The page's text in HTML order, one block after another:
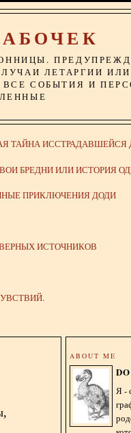
ЛЕТАРГИИ
СОБЫТИЯ И
ТАЙНА
БРЕДНИ ИЛИ ИСТОРИЯ
ПРИКЛЮЧЕНИЯ ДОДИ
ИСТОЧНИКОВ
ABOUT ME
Я -